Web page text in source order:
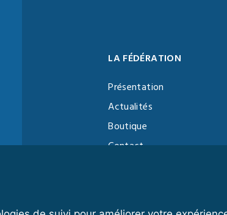
LA FÉDÉRATION
Présentation
Actualités
Boutique
Contact